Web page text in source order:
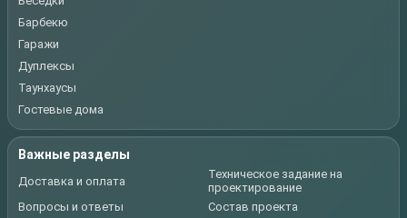
Барбекю
Гаражи
Дуплексы
Таунхаусы
Гостевые дома
Важные разделы
Доставка и оплата
Техническое задание на
проектирование
Вопросы и ответы
Состав проекта